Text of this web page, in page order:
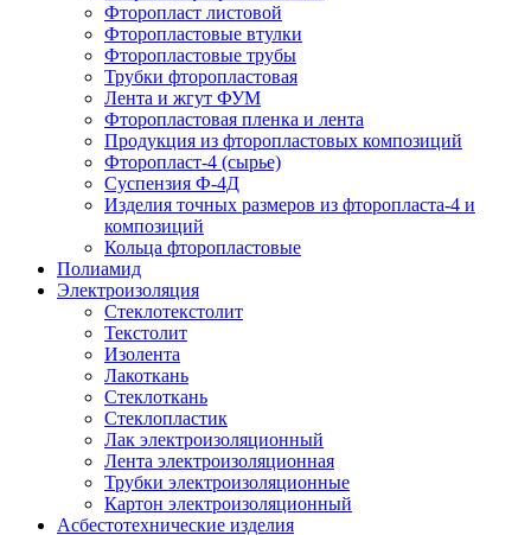
Фторопласт листовой
Фторопластовые втулки
Фторопластовые трубы
Трубки фторопластовая
Лента и жгут ФУМ
Фторопластовая пленка и лента
Продукция из фторопластовых композиций
Фторопласт-4 (сырье)
Суспензия Ф-4Д
Изделия точных размеров из фторопласта-4 и
композиций
Кольца фторопластовые
Полиамид
Электроизоляция
Стеклотекстолит
Текстолит
Изолента
Лакоткань
Стеклоткань
Стеклопластик
Лак электроизоляционный
Лента электроизоляционная
Трубки электроизоляционные
Картон электроизоляционный
Асбестотехнические изделия